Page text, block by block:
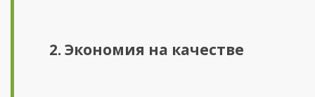
2. Экономия на качестве